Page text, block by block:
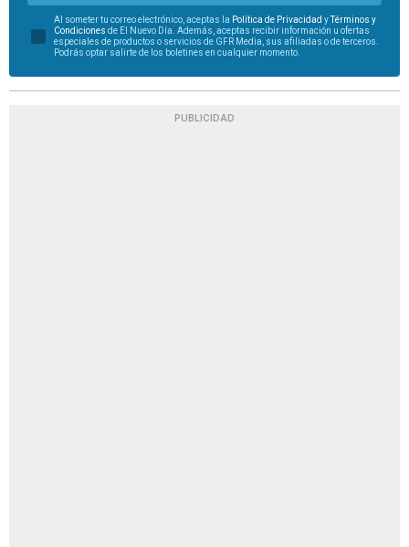
Al someter tu correo electrónico, aceptas la Política de Privacidad yTérminos y
Condiciones de El Nuevo Día. Además, aceptas recibir información u ofertas
especiales de productos o servicios de GFR Media, sus afiliadas o de terceros.
Podrás optar salirte de los boletines en cualquier momento.
PUBLICIDAD